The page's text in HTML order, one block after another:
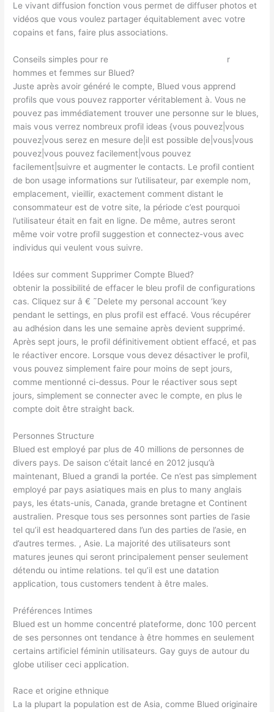
Le vivant diffusion fonction vous permet de diffuser photos et
vidéos que vous voulez partager équitablement avec votre
copains et fans, faire plus associations.
Conseils simples pour re
r
hommes et femmes sur Blued?
Juste après avoir généré le compte, Blued vous apprend
profils que vous pouvez rapporter véritablement à. Vous ne
pouvez pas immédiatement trouver une personne sur le blues,
mais vous verrez nombreux profil ideas {vous pouvez|vous
pouvez|vous serez en mesure de|il est possible de|vous|vous
pouvez|vous pouvez facilement|vous pouvez
facilement|suivre et augmenter le contacts. Le profil contient
de bon usage informations sur l’utilisateur, par exemple nom,
emplacement, vieillir, exactement comment distant le
consommateur est de votre site, la période c’est pourquoi
l’utilisateur était en fait en ligne. De même, autres seront
même voir votre profil suggestion et connectez-vous avec
individus qui veulent vous suivre.
Idées sur comment Supprimer Compte Blued?
obtenir la possibilité de effacer le bleu profil de configurations
cas. Cliquez sur â € ˜Delete my personal account ‘key
pendant le settings, en plus profil est effacé. Vous récupérer
au adhésion dans les une semaine après devient supprimé.
Après sept jours, le profil définitivement obtient effacé, et pas
le réactiver encore. Lorsque vous devez désactiver le profil,
vous pouvez simplement faire pour moins de sept jours,
comme mentionné ci-dessus. Pour le réactiver sous sept
jours, simplement se connecter avec le compte, en plus le
compte doit être straight back.
Personnes Structure
Blued est employé par plus de 40 millions de personnes de
divers pays. De saison c’était lancé en 2012 jusqu’à
maintenant, Blued a grandi la portée. Ce n’est pas simplement
employé par pays asiatiques mais en plus to many anglais
pays, les états-unis, Canada, grande bretagne et Continent
australien. Presque tous ses personnes sont parties de l’asie
tel qu’il est headquartered dans l’un des parties de l’asie, en
d’autres termes. , Asie. La majorité des utilisateurs sont
matures jeunes qui seront principalement penser seulement
détendu ou intime relations. tel qu’il est une datation
application, tous customers tendent à être males.
Préférences Intimes
Blued est un homme concentré plateforme, donc 100 percent
de ses personnes ont tendance à être hommes en seulement
certains artificiel féminin utilisateurs. Gay guys de autour du
globe utiliser ceci application.
Race et origine ethnique
La la plupart la population est de Asia, comme Blued originaire